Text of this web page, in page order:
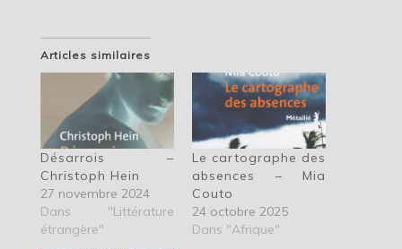
Articles similaires
Désarrois –
Christoph Hein
27 novembre 2024
Dans "Littérature
étrangère"
Le cartographe des
absences – Mia
Couto
24 octobre 2025
Dans "Afrique"